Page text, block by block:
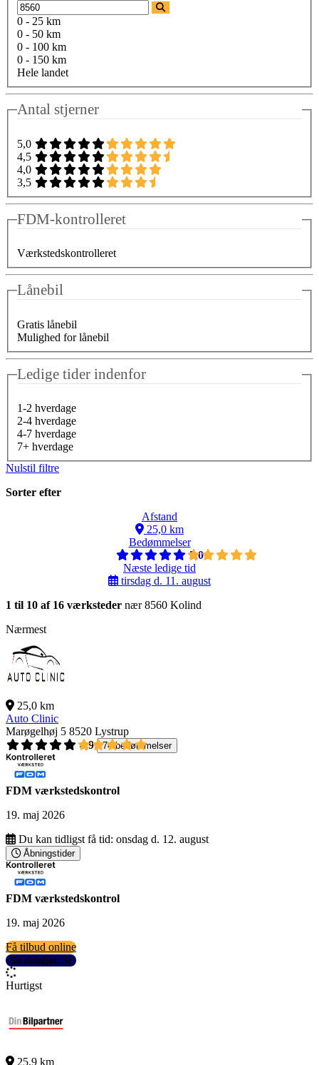
0 - 25 km
0 - 50 km
0 - 100 km
0 - 150 km
Hele landet
Antal stjerner
5,0
4,5
4,0
3,5
FDM-kontrolleret
Værkstedskontrolleret
Lånebil
Gratis lånebil
Mulighed for lånebil
Ledige tider indenfor
1-2 hverdage
2-4 hverdage
4-7 hverdage
7+ hverdage
Nulstil filtre
Sorter efter
Afstand
25,0 km
Bedømmelser
5,0
Næste ledige tid
tirsdag d. 11. august
1 til 10 af 16 værksteder nær 8560 Kolind
Nærmest
25,0 km
Auto Clinic
Marøgelhøj 5 8520 Lystrup
4,9
74 bedømmelser
FDM værkstedskontrol
19. maj 2026
Du kan tidligst få tid: onsdag d. 12. august
Åbningstider
FDM værkstedskontrol
19. maj 2026
Få tilbud online
Se detaljer
Hurtigst
25,9 km